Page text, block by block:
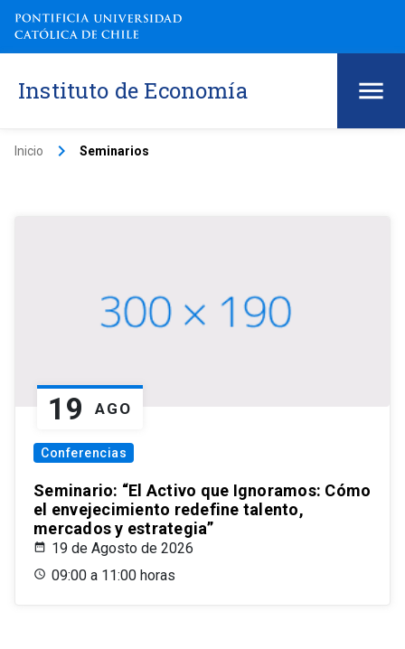
Instituto de Economía
Inicio keyboard_arrow_right Seminarios
19 AGO
Conferencias
Seminario: “El Activo que Ignoramos: Cómo
el envejecimiento redefine talento,
mercados y estrategia”
19 de Agosto de 2026
09:00 a 11:00 horas